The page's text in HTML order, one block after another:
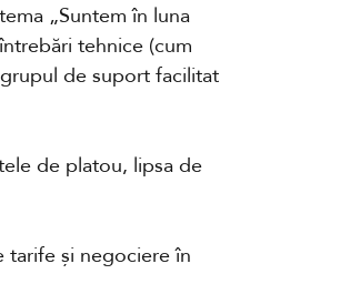
„Suntem în luna
tehnice (cum
de suport facilitat
de platou, lipsa de
tarife și negociere în